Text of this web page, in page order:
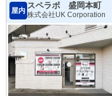
屋内
スペラボ 盛岡本町
株式会社UK Corporation